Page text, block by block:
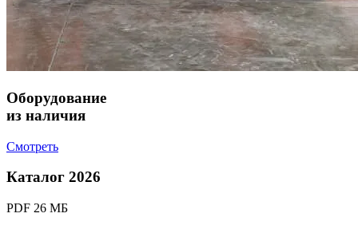
Оборудование
из наличия
Смотреть
Каталог 2026
PDF 26 МБ